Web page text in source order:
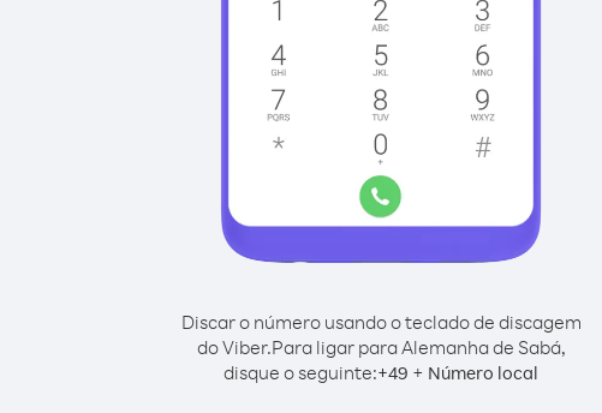
Discar o número usando o teclado de discagem
do Viber.Para ligar para Alemanha de Sabá,
disque o seguinte:+49 + Número local